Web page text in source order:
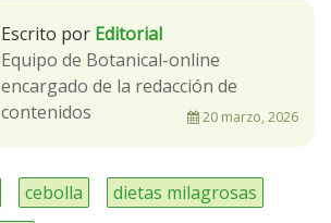
Escrito por Editorial
Equipo de Botanical-online
encargado de la redacción de
contenidos
20 marzo, 2026
cebolla
dietas milagrosas